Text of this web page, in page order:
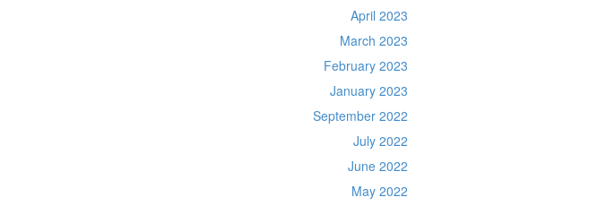
April 2023
March 2023
February 2023
January 2023
September 2022
July 2022
June 2022
May 2022